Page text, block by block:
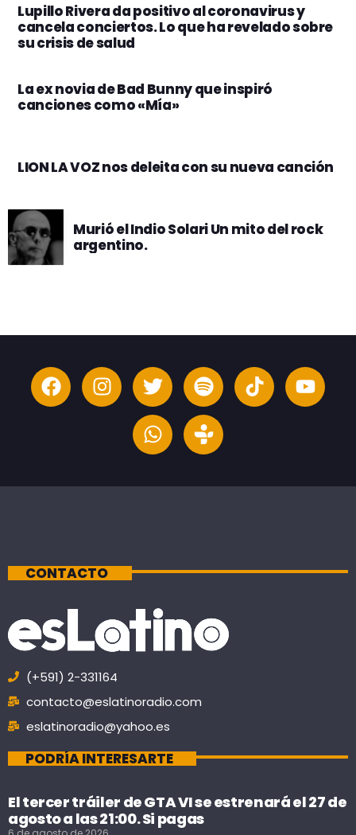
Lupillo Rivera da positivo al coronavirus y
cancela conciertos. Lo que ha revelado sobre
su crisis de salud
La ex novia de Bad Bunny que inspiró
canciones como «Mía»
LION LA VOZ nos deleita con su nueva canción
Murió el Indio Solari Un mito del rock
argentino.
CONTACTO
(+591) 2-331164
contacto@eslatinoradio.com
eslatinoradio@yahoo.es
PODRÍA INTERESARTE
El tercer tráiler de GTA VI se estrenará el 27 de
agosto a las 21:00. Si pagas